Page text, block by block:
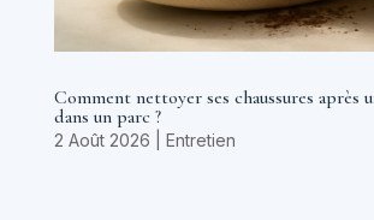
Comment nettoyer ses chaussures après
dans un parc ?
2 Août 2026 Entretien